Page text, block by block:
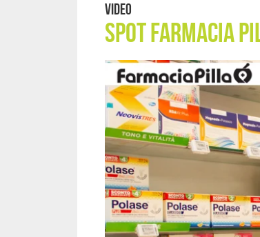
Video
Spot Farmacia